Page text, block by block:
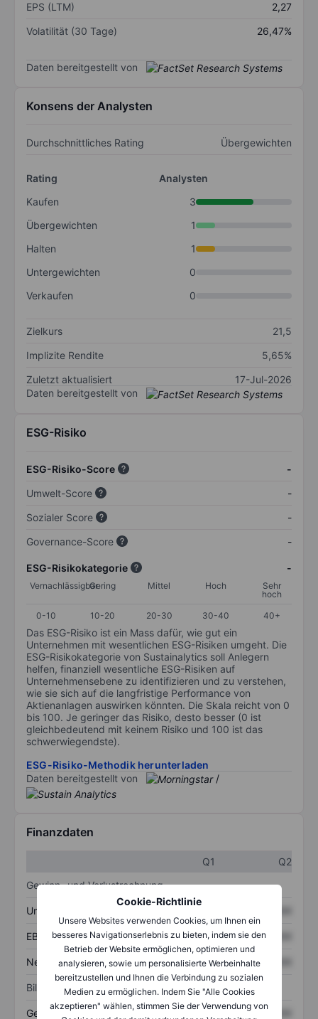
Cookie-Richtlinie
Unsere Websites verwenden Cookies, um Ihnen ein
besseres Navigationserlebnis zu bieten, indem sie den
Betrieb der Website ermöglichen, optimieren und
analysieren, sowie um personalisierte Werbeinhalte
bereitzustellen und Ihnen die Verbindung zu sozialen
Medien zu ermöglichen. Indem Sie "Alle Cookies
akzeptieren" wählen, stimmen Sie der Verwendung von
EPS (LTM)
2,27
Volatilität (30 Tage)
26,47%
Daten bereitgestellt von
Konsens der Analysten
Durchschnittliches Rating Übergewichten
Rating
Analysten
Kaufen
3
Übergewichten
1
Halten
1
Untergewichten
0
Verkaufen
0
Zielkurs
21,5
Implizite Rendite
5,65%
Zuletzt aktualisiert
17-Jul-2026
Daten bereitgestellt von
ESG-Risiko
ESG-Risiko-Score
-
Umwelt-Score
-
Sozialer Score
-
Governance-Score
-
ESG-Risikokategorie -
VernachlässigbarGering Mittel Hoch
Sehr
hoch
0-10
10-20 20-30 30-40 40+
Das ESG-Risiko ist ein Mass dafür, wie gut ein
Unternehmen mit wesentlichen ESG-Risiken umgeht. Die
ESG-Risikokategorie von Sustainalytics soll Anlegern
helfen, finanziell wesentliche ESG-Risiken auf
Unternehmensebene zu identifizieren und zu verstehen,
wie sie sich auf die langfristige Performance von
Aktienanlagen auswirken könnten. Die Skala reicht von 0
bis 100. Je geringer das Risiko, desto besser (0 ist
gleichbedeutend mit keinem Risiko und 100 ist das
schwerwiegendste).
ESG-Risiko-Methodik herunterladen
Daten bereitgestellt von
/
Finanzdaten
Q1
Q2
Gewinn- und Verlustrechnung
Umsatz
EBITDA XXXXXXX XXXXXXX
Nettoeinkommen XXXXXXX XXXXXXX
Bilanz
Gesamtvermögen XXXXXXX XXXXXXX